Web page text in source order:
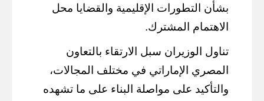
بشأن التطورات الإقليمية والقضايا محل
الاهتمام المشترك.
تناول الوزيران سبل الارتقاء بالتعاون
المصري الإماراتي في مختلف المجالات،
والتأكيد على مواصلة البناء على ما تشهده